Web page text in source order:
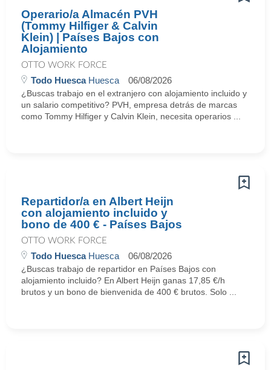
Operario/a Almacén PVH
(Tommy Hilfiger & Calvin
Klein) | Países Bajos con
Alojamiento
OTTO WORK FORCE
Todo HuescaHuesca 06/08/2026
¿Buscas trabajo en el extranjero con alojamiento incluido y
un salario competitivo? PVH, empresa detrás de marcas
como Tommy Hilfiger y Calvin Klein, necesita operarios ...
Repartidor/a en Albert Heijn
con alojamiento incluido y
bono de 400 € - Países Bajos
OTTO WORK FORCE
Todo HuescaHuesca 06/08/2026
¿Buscas trabajo de repartidor en Países Bajos con
alojamiento incluido? En Albert Heijn ganas 17,85 €/h
brutos y un bono de bienvenida de 400 € brutos. Solo ...